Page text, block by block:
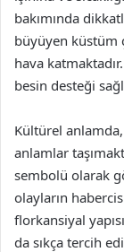
bakımında
büyüyen küstüm
hava
besin desteği
Kültürel
anlamlar
sembolü olarak
olayların
florkansiyal
da sıkça tercih